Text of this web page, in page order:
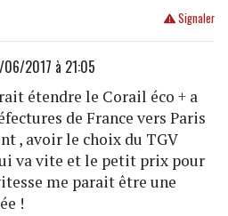
Signaler
2017 à 21:05
étendre le Corail éco + a
de France vers Paris
, avoir le choix du TGV
va vite et le petit prix pour
me parait être une
!